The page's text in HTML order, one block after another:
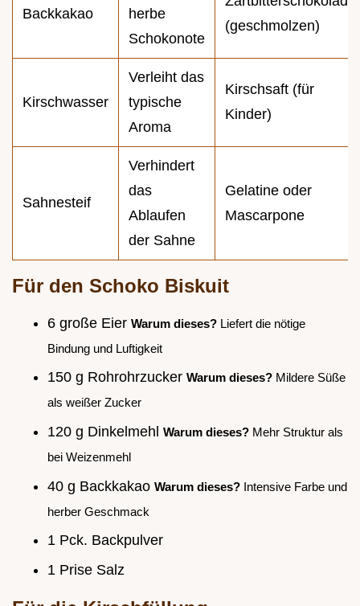
Backkakao
herbe
Schokonote
(geschmolzen)
Kirschwasser
Verleiht das
typische
Aroma
Kirschsaft (für
Kinder)
Sahnesteif
Verhindert
das
Ablaufen
der Sahne
Gelatine oder
Mascarpone
Für den Schoko Biskuit
6 große Eier Warum dieses? Liefert die nötige
Bindung und Luftigkeit
150 g Rohrohrzucker Warum dieses? Mildere Süße
als weißer Zucker
120 g Dinkelmehl Warum dieses? Mehr Struktur als
bei Weizenmehl
40 g Backkakao Warum dieses? Intensive Farbe und
herber Geschmack
1 Pck. Backpulver
1 Prise Salz